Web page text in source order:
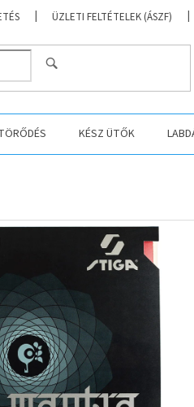
ÜZLETI FELTÉTELEK (ÁSZF)
KÉSZ ÜTŐK